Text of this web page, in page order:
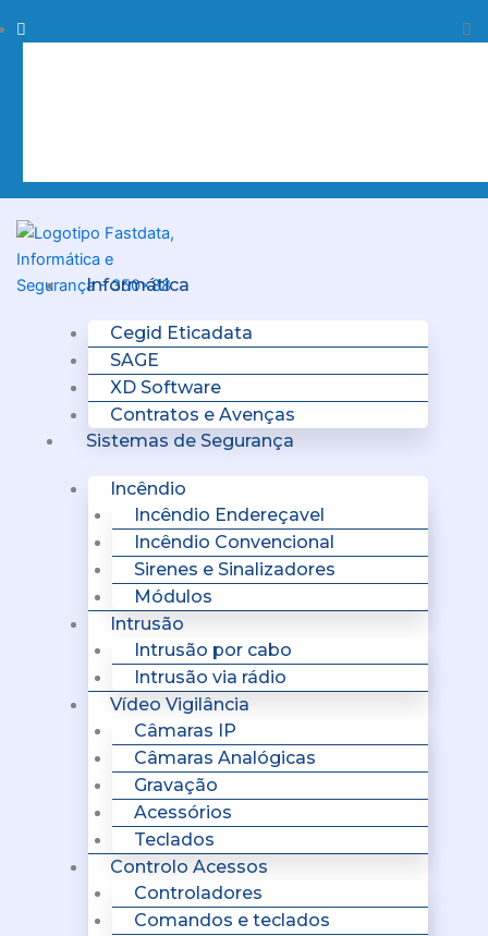
to
Procurar
Informática
Cegid Eticadata
SAGE
XD Software
Contratos e Avenças
Sistemas de Segurança
Incêndio
Incêndio Endereçavel
Incêndio Convencional
Sirenes e Sinalizadores
Módulos
Intrusão
Intrusão por cabo
Intrusão via rádio
Vídeo Vigilância
Câmaras IP
Câmaras Analógicas
Gravação
Acessórios
Teclados
Controlo Acessos
Controladores
Comandos e teclados
Menu